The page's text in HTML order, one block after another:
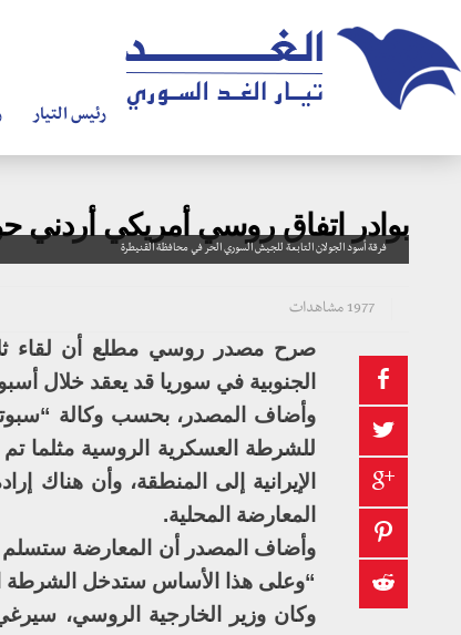
رئيس التيار
بوادر اتفاق روسي أمريكي
فرقة أسود الجولان التابعة للجيش السوري الحر في محافظة القنيطرة
1977 مشاهدات
صرح مصدر روسي مطلع أن لقاء
الجنوبية في سوريا قد يعقد خلال
وأضاف المصدر، بحسب وكالة
للشرطة العسكرية الروسية
الإيرانية إلى المنطقة، وأن هناك
المعارضة المحلية.
وأضاف المصدر أن المعارضة ستسلم
“وعلى هذا الأساس ستدخل الشرطة
وكان وزير الخارجية الروسي،